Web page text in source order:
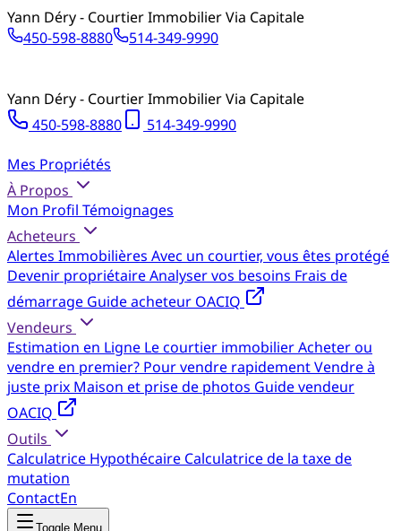
Yann Déry - Courtier Immobilier Via Capitale
450-598-8880
514-349-9990
Yann Déry - Courtier Immobilier Via Capitale
450-598-8880
514-349-9990
Mes Propriétés
À Propos
Mon Profil Témoignages
Acheteurs
Alertes Immobilières Avec un courtier, vous êtes protégé
Devenir propriétaireAnalyser vos besoins Frais de
démarrage Guide acheteur OACIQ
Vendeurs
Estimation en Ligne Le courtier immobilierAcheter ou
vendre en premier? Pour vendre rapidementVendre à
juste prix Maison et prise de photos Guide vendeur
OACIQ
Outils
Calculatrice Hypothécaire Calculatrice de la taxe de
mutation
ContactEn
Toggle Menu